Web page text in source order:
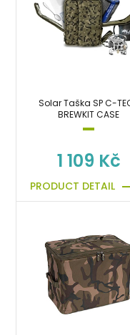
Solar Taška SP C-
BREWKIT CASE
1 109 Kč
PRODUCT DETAIL